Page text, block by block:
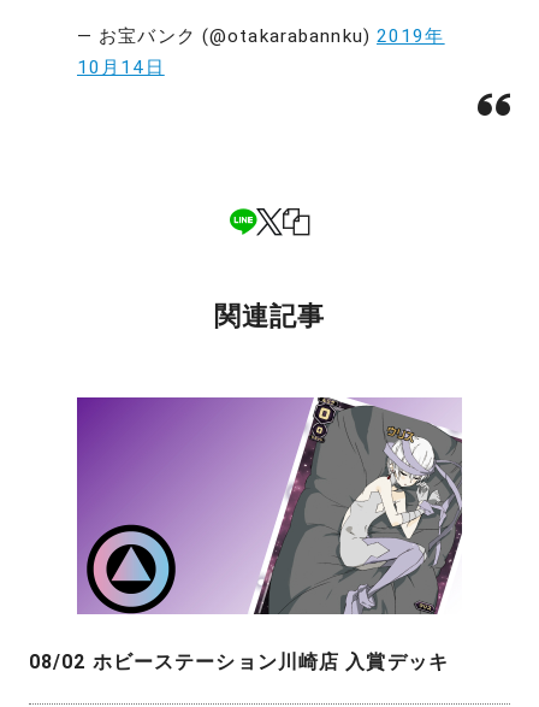
— お宝バンク (@otakarabannku)2019年
10月14日
関連記事
08/02 ホビーステーション川崎店 入賞デッキ